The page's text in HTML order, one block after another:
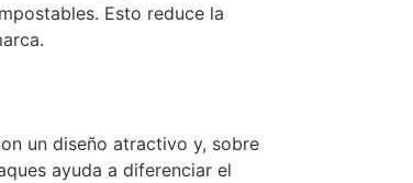
Esto reduce la
un diseño atractivo y, sobre
ayuda a diferenciar el